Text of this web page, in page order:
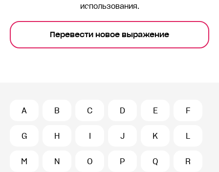
использования.
Перевести новое выражение
A B C D E F
G H I J K L
M N O P Q R